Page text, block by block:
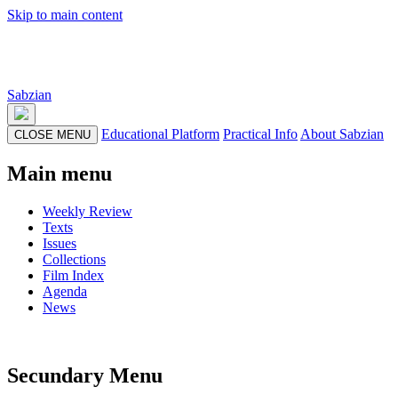
Skip to main content
Sabzian
CLOSE MENU Educational Platform Practical Info About Sabzian
Main menu
Weekly Review
Texts
Issues
Collections
Film Index
Agenda
News
Secundary Menu